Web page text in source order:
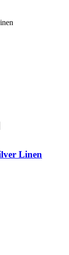
Linen